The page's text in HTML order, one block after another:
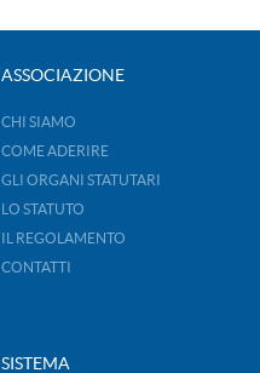
ASSOCIAZIONE
CHI SIAMO
COME ADERIRE
GLI ORGANI STATUTARI
LO STATUTO
IL REGOLAMENTO
CONTATTI
SISTEMA